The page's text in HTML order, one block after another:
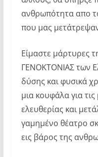
ανθρωπότητα απο
που μας
Είμαστε μάρτυρες
ΓΕΝΟΚΤΟΝΙΑΣ των
δύσης και φυσικά
μια κουφάλα για τις
ελευθερίας και
γαμημένο θέατρο
εις βάρος της